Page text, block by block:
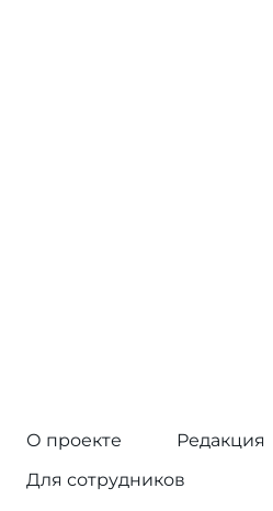
О проекте
Редакция
Для сотрудников